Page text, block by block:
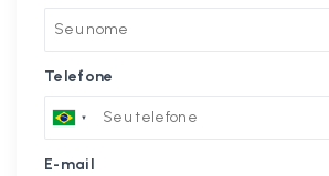
Telefone
E-mail